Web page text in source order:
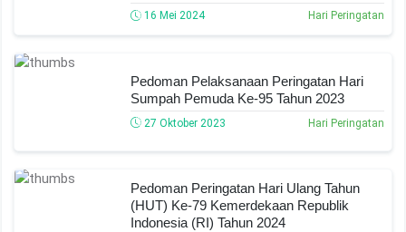
16 Mei 2024 Hari Peringatan
Pedoman Pelaksanaan Peringatan Hari
Sumpah Pemuda Ke-95 Tahun 2023
27 Oktober 2023 Hari Peringatan
Pedoman Peringatan Hari Ulang Tahun
(HUT) Ke-79 Kemerdekaan Republik
Indonesia (RI) Tahun 2024